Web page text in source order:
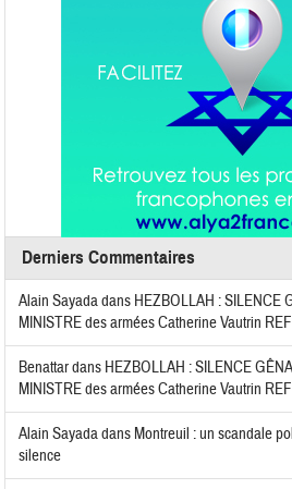
Derniers Commentaires
Alain Sayadadans HEZBOLLAH : SILENCE
MINISTRE des armées Catherine Vautrin
Benattardans HEZBOLLAH : SILENCE
MINISTRE des armées Catherine Vautrin
Alain Sayadadans Montreuil : un scandale
silence